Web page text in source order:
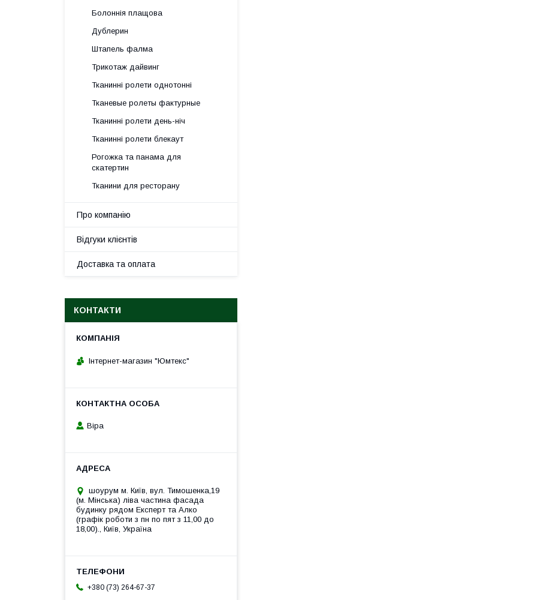
Болоннія плащова
Дублерин
Штапель фалма
Трикотаж дайвинг
Тканинні ролети однотонні
Тканевые ролеты фактурные
Тканинні ролети день-ніч
Тканинні ролети блекаут
Рогожка та панама для
скатертин
Тканини для ресторану
Про компанію
Відгуки клієнтів
Доставка та оплата
КОНТАКТИ
Інтернет-магазин "Юмтекс"
Віра
шоурум м. Київ, вул. Тимошенка,19
(м. Мінська) ліва частина фасада
будинку рядом Експерт та Алко
(графік роботи з пн по пят з 11,00 до
18,00)., Київ, Україна
+380 (73) 264-67-37